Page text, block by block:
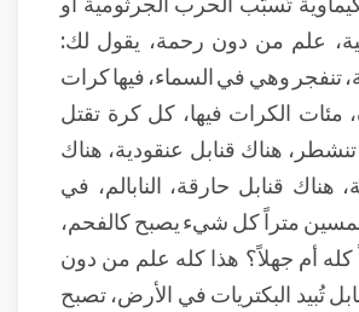
علم من دون رحمة، يقول لك:
تنفجر وهي في السماء، فيها كرات
مئات الكرات فيها، كل كرة تقتل
تنشطر، هناك قنابل عنقودية، هناك
هناك قنابل حارقة، النابالم، في
متراً كل شيء يصبح كالفحم،
كله أم جهلاً؟ هذا كله علم من دون
تُبيد البكتريات في الأرض، تصبح